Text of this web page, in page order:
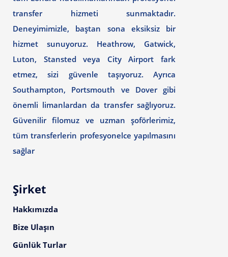
transfer hizmeti sunmaktadır.
Deneyimimizle, baştan sona eksiksiz bir
hizmet sunuyoruz. Heathrow, Gatwick,
Luton, Stansted veya City Airport fark
etmez, sizi güvenle taşıyoruz. Ayrıca
Southampton, Portsmouth ve Dover gibi
önemli limanlardan da transfer sağlıyoruz.
Güvenilir filomuz ve uzman şoförlerimiz,
tüm transferlerin profesyonelce yapılmasını
sağlar
Şirket
Hakkımızda
Bize Ulaşın
Günlük Turlar